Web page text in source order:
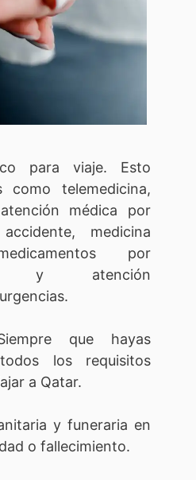
para viaje. Esto
como telemedicina,
médica por
medicina
por
y atención
que hayas
los requisitos
a Qatar.
y funeraria en
o fallecimiento.